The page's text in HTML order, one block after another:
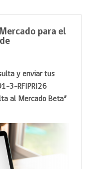
para el
y enviar tus
3-RFIPRI26
al Mercado Beta”